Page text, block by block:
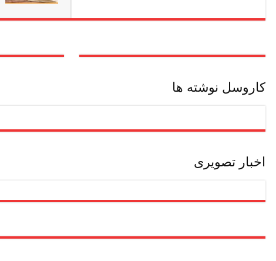
کاروسل نوشته ها
اخبار تصویری